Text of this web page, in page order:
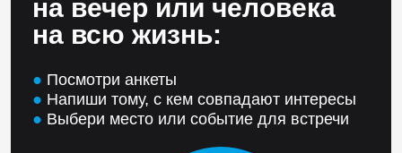
на вечер или человека
на всю жизнь:
● Посмотри анкеты
● Напиши тому, с кем совпадают интересы
● Выбери место или событие для встречи